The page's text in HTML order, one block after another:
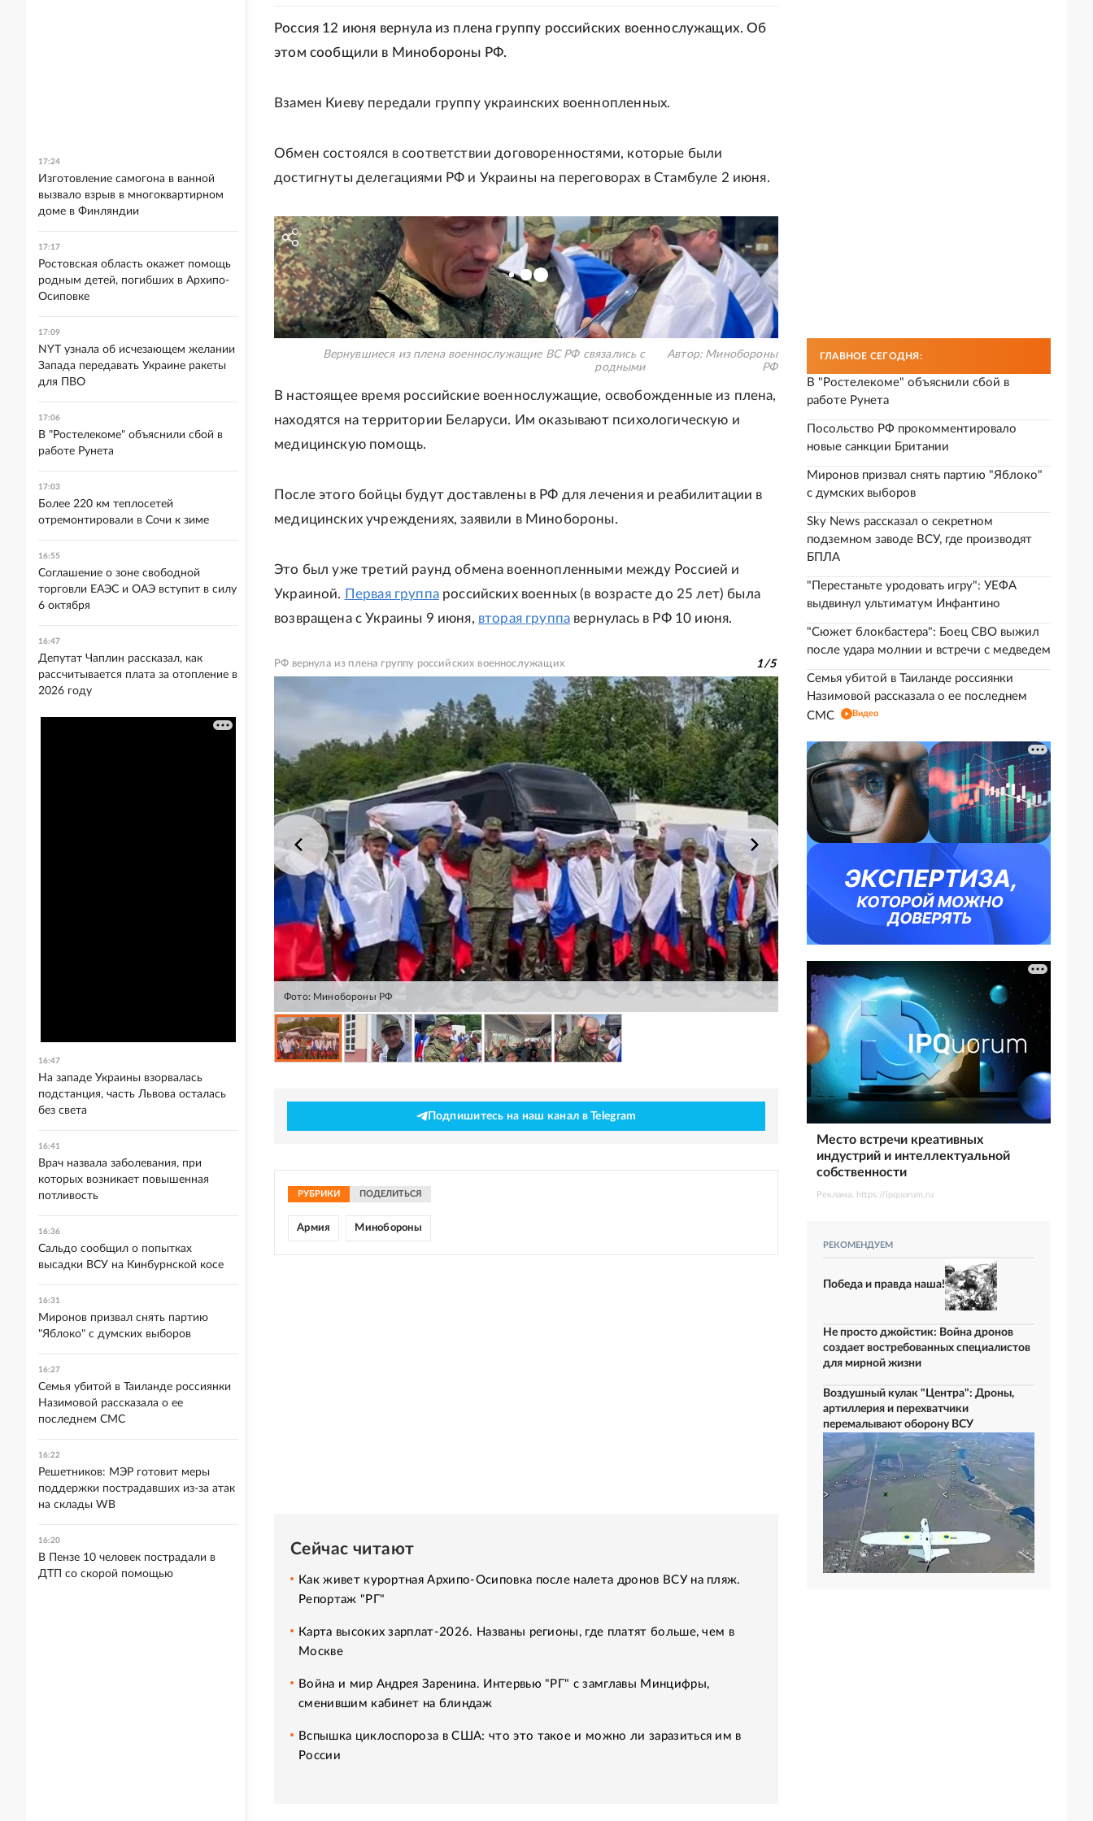
Россия 12 июня вернула из плена группу российских военнослужащих. Об
этом сообщили в Минобороны РФ.
Взамен Киеву передали группу украинских военнопленных.
Обмен состоялся в соответствии договоренностями, которые были
достигнуты делегациями РФ и Украины на переговорах в Стамбуле 2 июня.
Вернувшиеся из плена военнослужащие ВС РФ связались с
родными
Автор: Минобороны
РФ
В настоящее время российские военнослужащие, освобожденные из плена,
находятся на территории Беларуси. Им оказывают психологическую и
медицинскую помощь.
После этого бойцы будут доставлены в РФ для лечения и реабилитации в
медицинских учреждениях, заявили в Минобороны.
Это был уже третий раунд обмена военнопленными между Россией и
Украиной. Первая группароссийских военных (в возрасте до 25 лет) была
возвращена с Украины 9 июня, вторая группа вернулась в РФ 10 июня.
РФ вернула из плена группу российских военнослужащих 1/5
Фото: Минобороны РФ
Подпишитесь на наш канал в Telegram
РУБРИКИ ПОДЕЛИТЬСЯ
Армия Минобороны
Сейчас читают
Как живет курортная Архипо-Осиповка после налета дронов ВСУ на пляж.
Репортаж "РГ"
Карта высоких зарплат-2026. Названы регионы, где платят больше, чем в
Москве
Война и мир Андрея Заренина. Интервью "РГ" с замглавы Минцифры,
сменившим кабинет на блиндаж
Вспышка циклоспороза в США: что это такое и можно ли заразиться им в
России
ГЛАВНОЕ СЕГОДНЯ:
В "Ростелекоме" объяснили сбой в
работе Рунета
Посольство РФ прокомментировало
новые санкции Британии
Миронов призвал снять партию "Яблоко"
с думских выборов
Sky News рассказал о секретном
подземном заводе ВСУ, где производят
БПЛА
"Перестаньте уродовать игру": УЕФА
выдвинул ультиматум Инфантино
"Сюжет блокбастера": Боец СВО выжил
после удара молнии и встречи с медведем
Семья убитой в Таиланде россиянки
Назимовой рассказала о ее последнем
СМС
Видео
Место встречи креативных
индустрий и интеллектуальной
собственности
Реклама. https://ipquorum.ru
РЕКОМЕНДУЕМ
Победа и правда наша!
Не просто джойстик: Война дронов
создает востребованных специалистов
для мирной жизни
Воздушный кулак "Центра": Дроны,
артиллерия и перехватчики
перемалывают оборону ВСУ
17:24
Изготовление самогона в ванной
вызвало взрыв в многоквартирном
доме в Финляндии
17:17
Ростовская область окажет помощь
родным детей, погибших в Архипо-
Осиповке
17:09
NYT узнала об исчезающем желании
Запада передавать Украине ракеты
для ПВО
17:06
В "Ростелекоме" объяснили сбой в
работе Рунета
17:03
Более 220 км теплосетей
отремонтировали в Сочи к зиме
16:55
Соглашение о зоне свободной
торговли ЕАЭС и ОАЭ вступит в силу
6 октября
16:47
Депутат Чаплин рассказал, как
рассчитывается плата за отопление в
2026 году
16:47
На западе Украины взорвалась
подстанция, часть Львова осталась
без света
16:41
Врач назвала заболевания, при
которых возникает повышенная
потливость
16:36
Сальдо сообщил о попытках
высадки ВСУ на Кинбурнской косе
16:31
Миронов призвал снять партию
"Яблоко" с думских выборов
16:27
Семья убитой в Таиланде россиянки
Назимовой рассказала о ее
последнем СМС
16:22
Решетников: МЭР готовит меры
поддержки пострадавших из-за атак
на склады WB
16:20
В Пензе 10 человек пострадали в
ДТП со скорой помощью